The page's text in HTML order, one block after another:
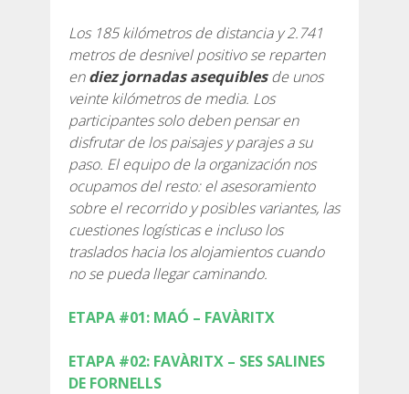
NON-STOP
NORMAS Y CRITERIOS DE VALIDACIÓN
RÁNKING
SERVICIO DE ASISTENCIA
ENVÍA UN INTENTO
Los 185 kilómetros de distancia y 2.741
metros de desnivel positivo se reparten
endiez jornadas asequiblesde unos
veinte kilómetros de media. Los
participantes solo deben pensar en
disfrutar de los paisajes y parajes a su
paso. El equipo de la organización nos
ocupamos del resto: el asesoramiento
sobre el recorrido y posibles variantes, las
cuestiones logísticas e incluso los
traslados hacia los alojamientos cuando
no se pueda llegar caminando.
ETAPA #01: MAÓ – FAVÀRITX
ETAPA #02: FAVÀRITX – SES SALINES
DE FORNELLS